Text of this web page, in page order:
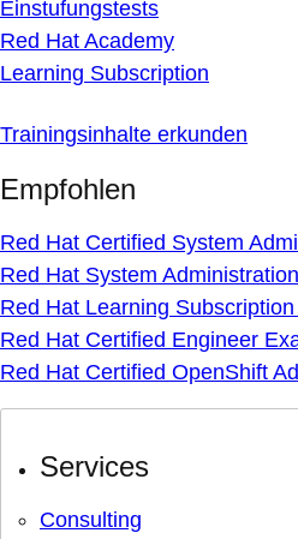
Einstufungstests
Red Hat Academy
Learning Subscription
Trainingsinhalte erkunden
Empfohlen
Red Hat Certified System
Red Hat System
Red Hat Learning
Red Hat Certified Engineer
Red Hat Certified OpenShift
Services
Consulting